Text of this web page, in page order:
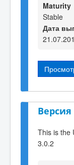
Maturity
Stable
Дата
Версия
This is the
3.0.2